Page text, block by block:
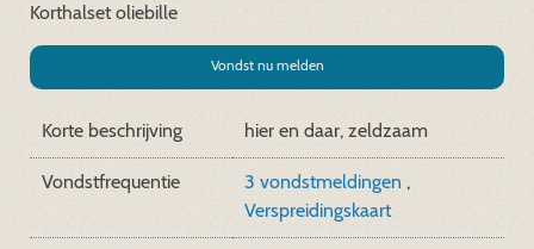
Korthalset oliebille
Vondst nu melden
Korte beschrijving hier en daar, zeldzaam
Vondstfrequentie 3 vondstmeldingen ,
Verspreidingskaart